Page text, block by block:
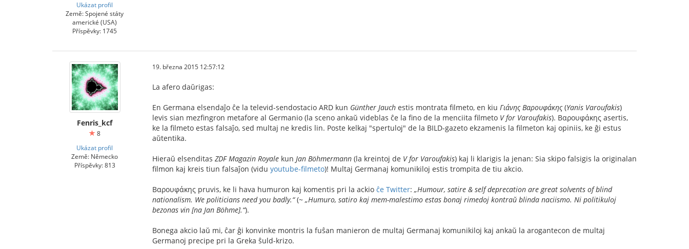
Ukázat profil
Země: Spojené státy
americké (USA)
Příspěvky: 1745
Fenris_kcf
8
Ukázat profil
Země: Německo
Příspěvky: 813
19. března 2015 12:57:12
La afero daŭrigas:
En Germana elsendaĵo ĉe la televid-sendostacio ARD kun Günther Jauch estis montrata filmeto, en kiu Γιάνης Βαρουφάκης(Yanis Varoufakis)
levis sian mezfingron metafore al Germanio (la sceno ankaŭ videblas ĉe la fino de la menciita filmeto V for Varoufakis). Βαρουφάκης asertis,
ke la filmeto estas falsaĵo, sed multaj ne kredis lin. Poste kelkaj "spertuloj" de la BILD-gazeto ekzamenis la filmeton kaj opiniis, ke ĝi estus
aŭtentika.
Hieraŭ elsenditas ZDF Magazin Royale kun Jan Böhmermann (la kreintoj de V for Varoufakis) kaj li klarigis la jenan: Sia skipo falsigis la originalan
filmon kaj kreis tiun falsaĵon (vidu youtube-filmeto)! Multaj Germanaj komunikiloj estis trompita de tiu akcio.
Βαρουφάκης pruvis, ke li hava humuron kaj komentis pri la ackio ĉe Twitter: „Humour, satire & self deprecation are great solvents of blind
nationalism. We politicians need you badly.“(~ „Humuro, satiro kaj mem-malestimo estas bonaj rimedoj kontraŭ blinda naciismo. Ni politikuloj
bezonas vin [na Jan Böhme].“).
Bonega akcio laŭ mi, ĉar ĝi konvinke montris la fuŝan manieron de multaj Germanaj komunikiloj kaj ankaŭ la arogantecon de multaj
Germanoj precipe pri la Greka ŝuld-krizo.